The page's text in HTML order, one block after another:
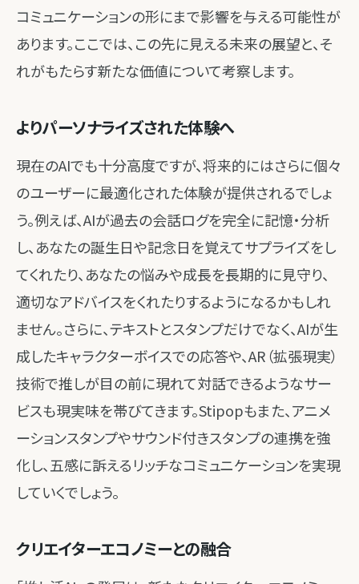
コミュニケーションの形にまで影響を与える可能性が
あります。ここでは、この先に見える未来の展望と、そ
れがもたらす新たな価値について考察します。
よりパーソナライズされた体験へ
現在のAIでも十分高度ですが、将来的にはさらに個々
のユーザーに最適化された体験が提供されるでしょ
う。例えば、AIが過去の会話ログを完全に記憶・分析
し、あなたの誕生日や記念日を覚えてサプライズをし
てくれたり、あなたの悩みや成長を長期的に見守り、
適切なアドバイスをくれたりするようになるかもしれ
ません。さらに、テキストとスタンプだけでなく、AIが生
成したキャラクターボイスでの応答や、AR（拡張現実）
技術で推しが目の前に現れて対話できるようなサー
ビスも現実味を帯びてきます。Stipopもまた、アニメ
ーションスタンプやサウンド付きスタンプの連携を強
化し、五感に訴えるリッチなコミュニケーションを実現
していくでしょう。
クリエイターエコノミーとの融合